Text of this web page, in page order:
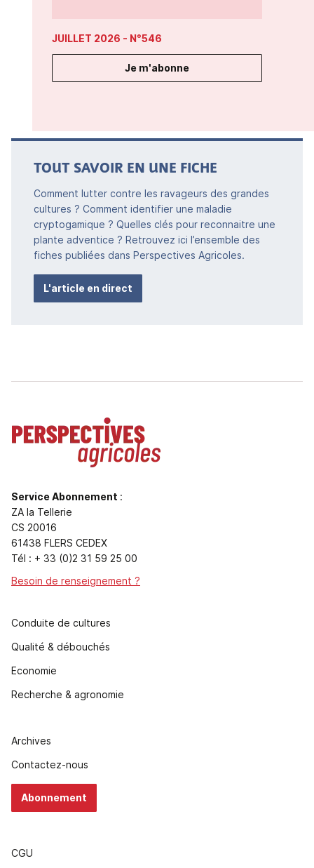
JUILLET 2026 - N°546
Je m'abonne
TOUT SAVOIR EN UNE FICHE
Comment lutter contre les ravageurs des grandes
cultures ? Comment identifier une maladie
cryptogamique ? Quelles clés pour reconnaitre une
plante adventice ? Retrouvez ici l’ensemble des
fiches publiées dans Perspectives Agricoles.
L'article en direct
Service Abonnement :
ZA la Tellerie
CS 20016
61438 FLERS CEDEX
Tél : + 33 (0)2 31 59 25 00
Besoin de renseignement ?
Conduite de cultures
Qualité & débouchés
Economie
Recherche & agronomie
Archives
Contactez-nous
Abonnement
CGU